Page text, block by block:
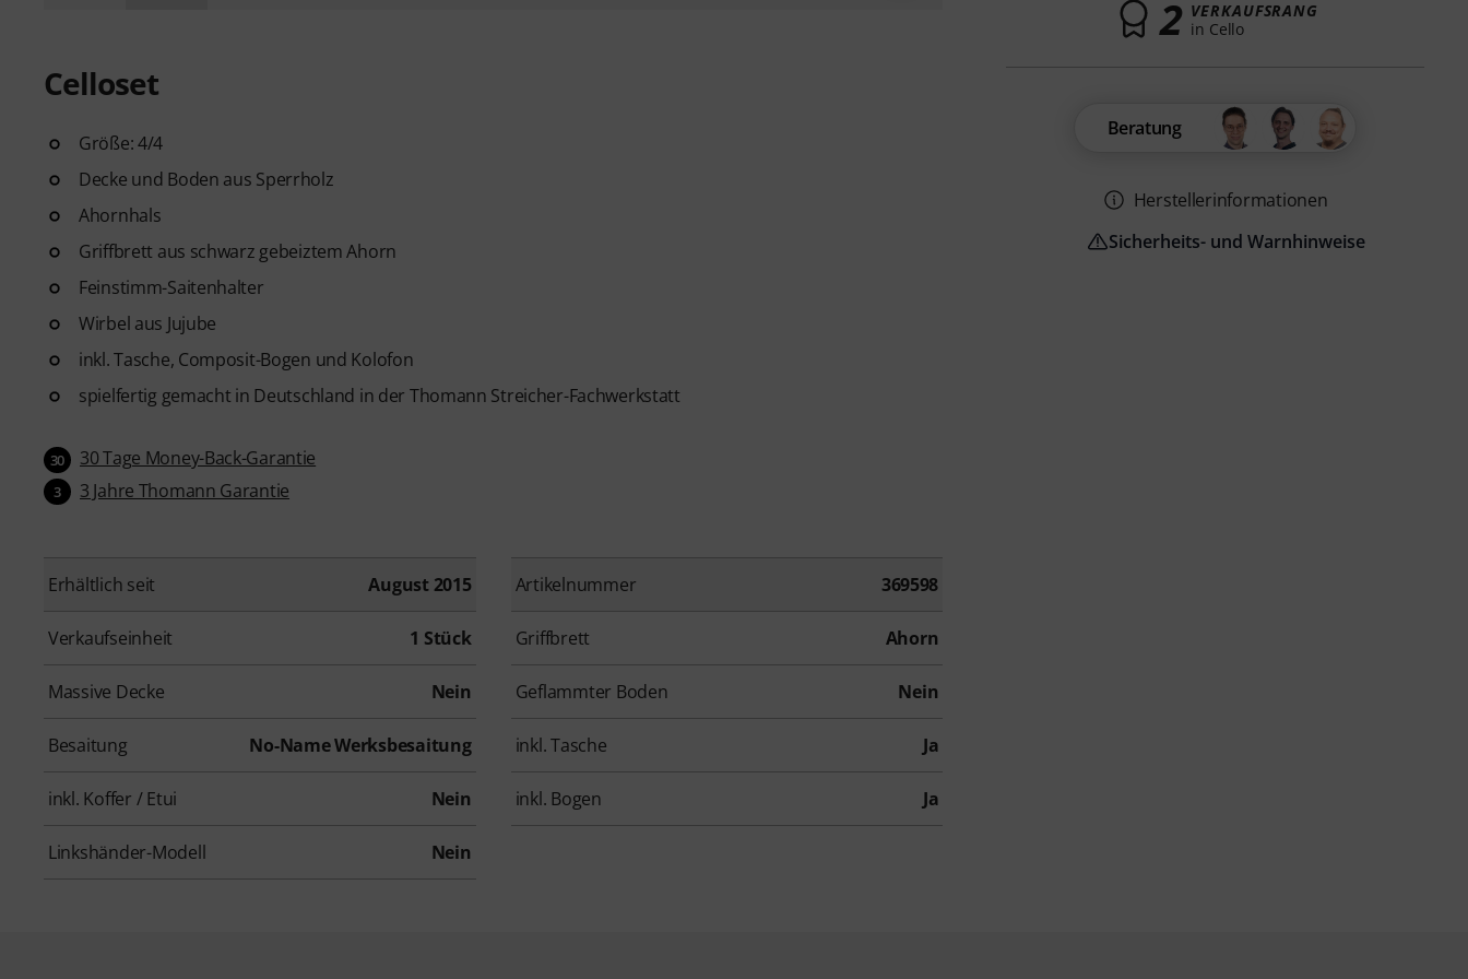
Celloset
Größe: 4/4
Decke und Boden aus Sperrholz
Ahornhals
Griffbrett aus schwarz gebeiztem Ahorn
Feinstimm-Saitenhalter
Wirbel aus Jujube
inkl. Tasche, Composit-Bogen und Kolofon
spielfertig gemacht in Deutschland in der Thomann Streicher-Fachwerkstatt
30 30 Tage Money-Back-Garantie
3 3 Jahre Thomann Garantie
Erhältlich seit August 2015 Artikelnummer 369598
Verkaufseinheit 1 Stück Griffbrett Ahorn
Massive Decke Nein Geflammter Boden Nein
Besaitung No-Name Werksbesaitung inkl. Tasche Ja
inkl. Koffer / Etui Nein inkl. Bogen Ja
Linkshänder-Modell Nein
2 VERKAUFSRANG
in Cello
Beratung
Herstellerinformationen
Sicherheits- und Warnhinweise